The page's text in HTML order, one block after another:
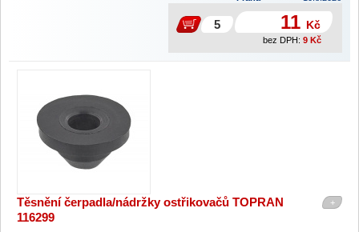
11 Kč
bez DPH: 9 Kč
+
Těsnění čerpadla/nádržky ostřikovačů TOPRAN
116299